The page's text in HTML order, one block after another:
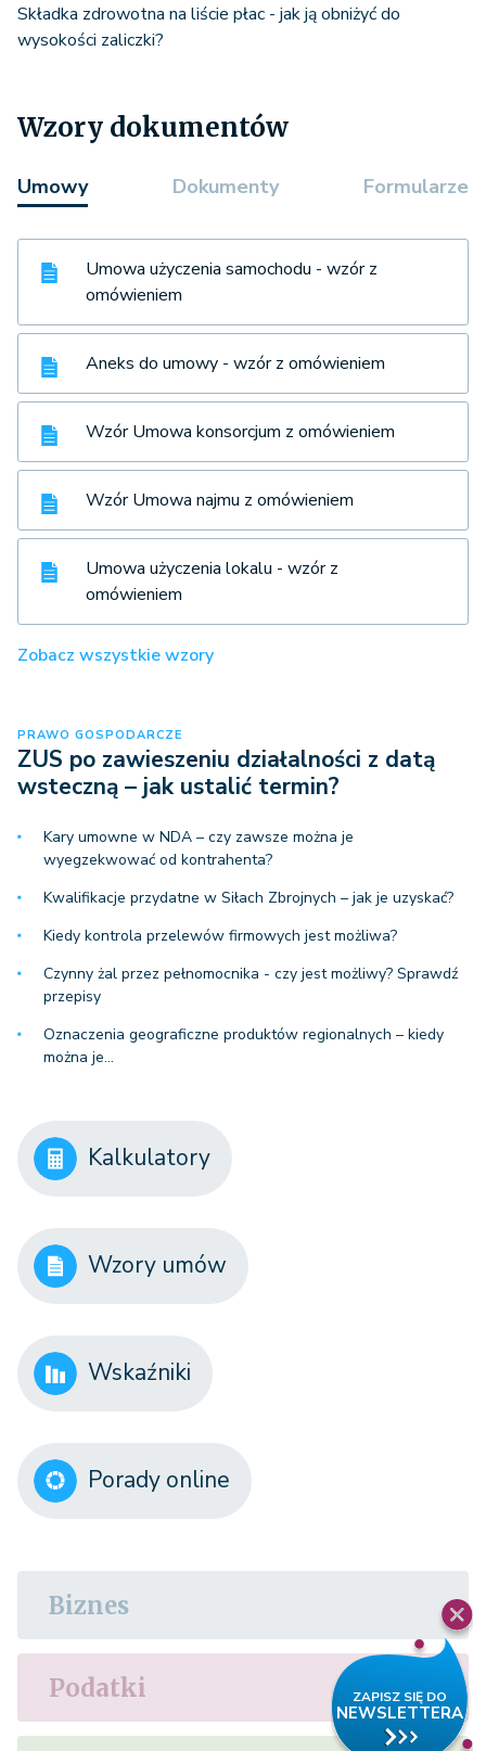
Składka zdrowotna na liście płac - jak ją obniżyć do
wysokości zaliczki?
Wzory dokumentów
Umowy Dokumenty Formularze
Umowa użyczenia samochodu - wzór z
omówieniem
Aneks do umowy - wzór z omówieniem
Wzór Umowa konsorcjum z omówieniem
Wzór Umowa najmu z omówieniem
Umowa użyczenia lokalu - wzór z
omówieniem
Zobacz wszystkie wzory
PRAWO GOSPODARCZE
ZUS po zawieszeniu działalności z datą
wsteczną – jak ustalić termin?
Kary umowne w NDA – czy zawsze można je
wyegzekwować od kontrahenta?
Kwalifikacje przydatne w Siłach Zbrojnych – jak je uzyskać?
Kiedy kontrola przelewów firmowych jest możliwa?
Czynny żal przez pełnomocnika - czy jest możliwy? Sprawdź
przepisy
Oznaczenia geograficzne produktów regionalnych – kiedy
można je…
Kalkulatory
Wzory umów
Wskaźniki
Porady online
Biznes
Podatki